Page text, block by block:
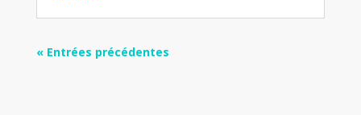
« Entrées précédentes